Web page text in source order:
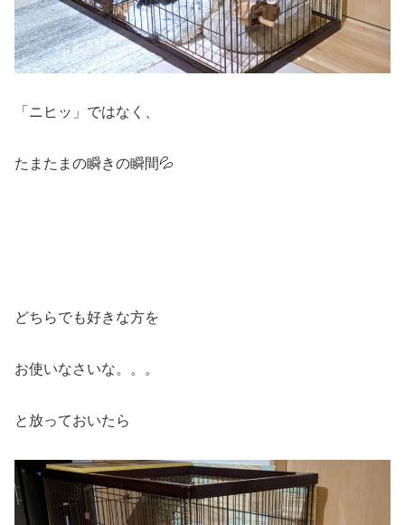
「ニヒッ」ではなく、
たまたまの瞬きの瞬間💦
どちらでも好きな方を
お使いなさいな。。。
と放っておいたら